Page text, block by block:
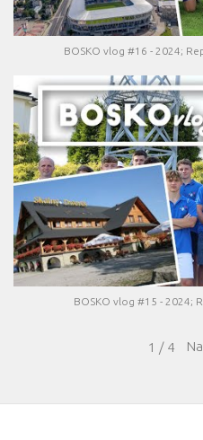
BOSKO vlog #16 - 2024;
BOSKO vlog #15 - 2024;
1 / 4